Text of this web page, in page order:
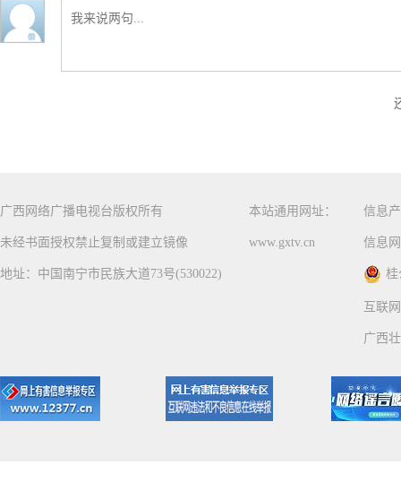
广西网络广播电视台版权所有
未经书面授权禁止复制或建立镜像
地址：中国南宁市民族大道73号(530022)
本站通用网址：
www.gxtv.cn
信息
信息
桂
互联
广西